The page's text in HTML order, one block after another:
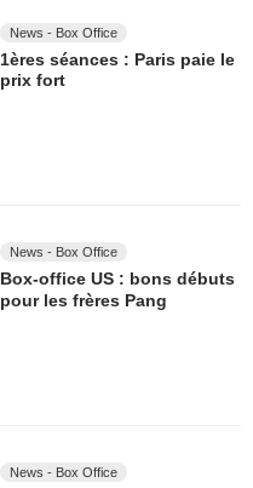
News - Box Office
1ères séances : Paris paie le
prix fort
News - Box Office
Box-office US : bons débuts
pour les frères Pang
News - Box Office